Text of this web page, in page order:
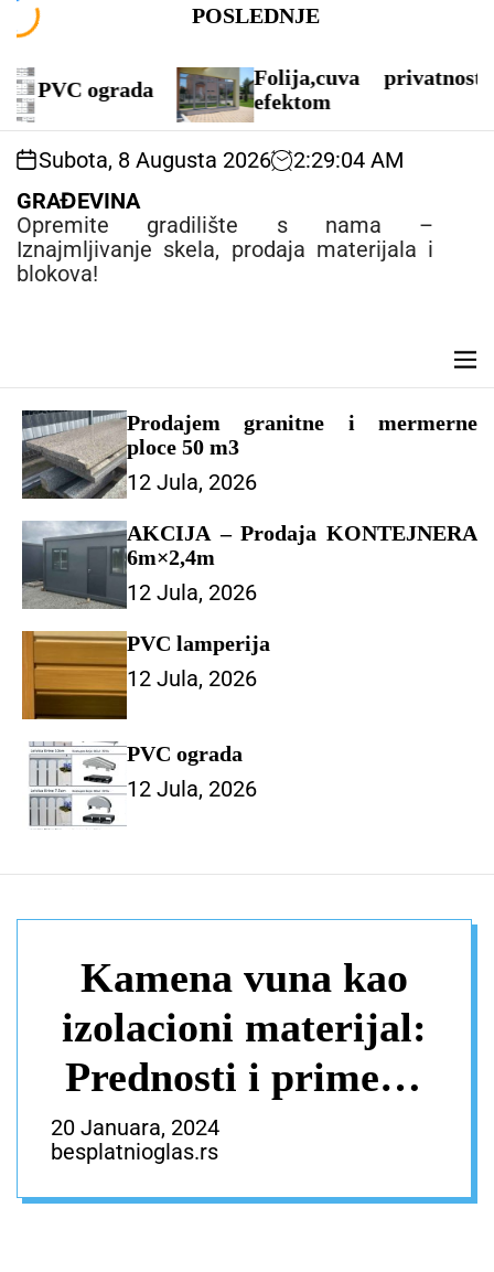
c
POSLEDNJE
Folija,cuva privatnost ogledalo
efektom
Subota, 8 Augusta 2026 2:29:06 AM
GRAĐEVINA
Opremite gradilište s nama –
Iznajmljivanje skela, prodaja materijala i
blokova!
M
e
n
Prodajem granitne i mermerne
ploce 50 m3
12 Jula, 2026
AKCIJA – Prodaja KONTEJNERA
6m×2,4m
12 Jula, 2026
PVC lamperija
12 Jula, 2026
PVC ograda
12 Jula, 2026
Kamena vuna kao
izolacioni materijal:
Prednosti i primena
– GRAĐEVINA
20 Januara, 2024
besplatnioglas.rs